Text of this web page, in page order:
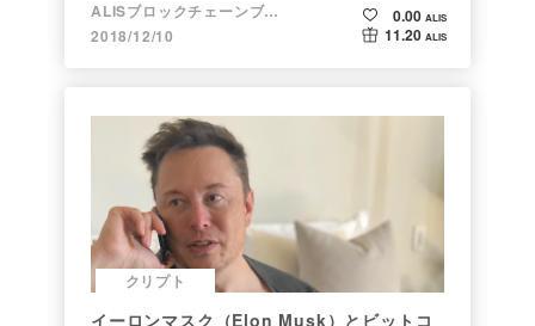
ALISブロックチェーンブログ
2018/12/10
0.00 ALIS
11.20 ALIS
クリプト
イーロンマスク（Elon Musk）とビットコ